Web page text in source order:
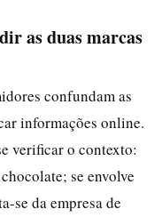
as duas marcas
confundam as
informações online.
verificar o contexto:
se envolve
se da empresa de